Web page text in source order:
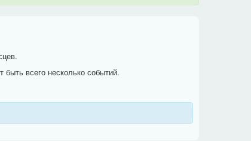
всего несколько событий.